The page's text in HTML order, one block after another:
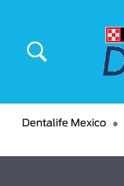
Dentalife Mexico